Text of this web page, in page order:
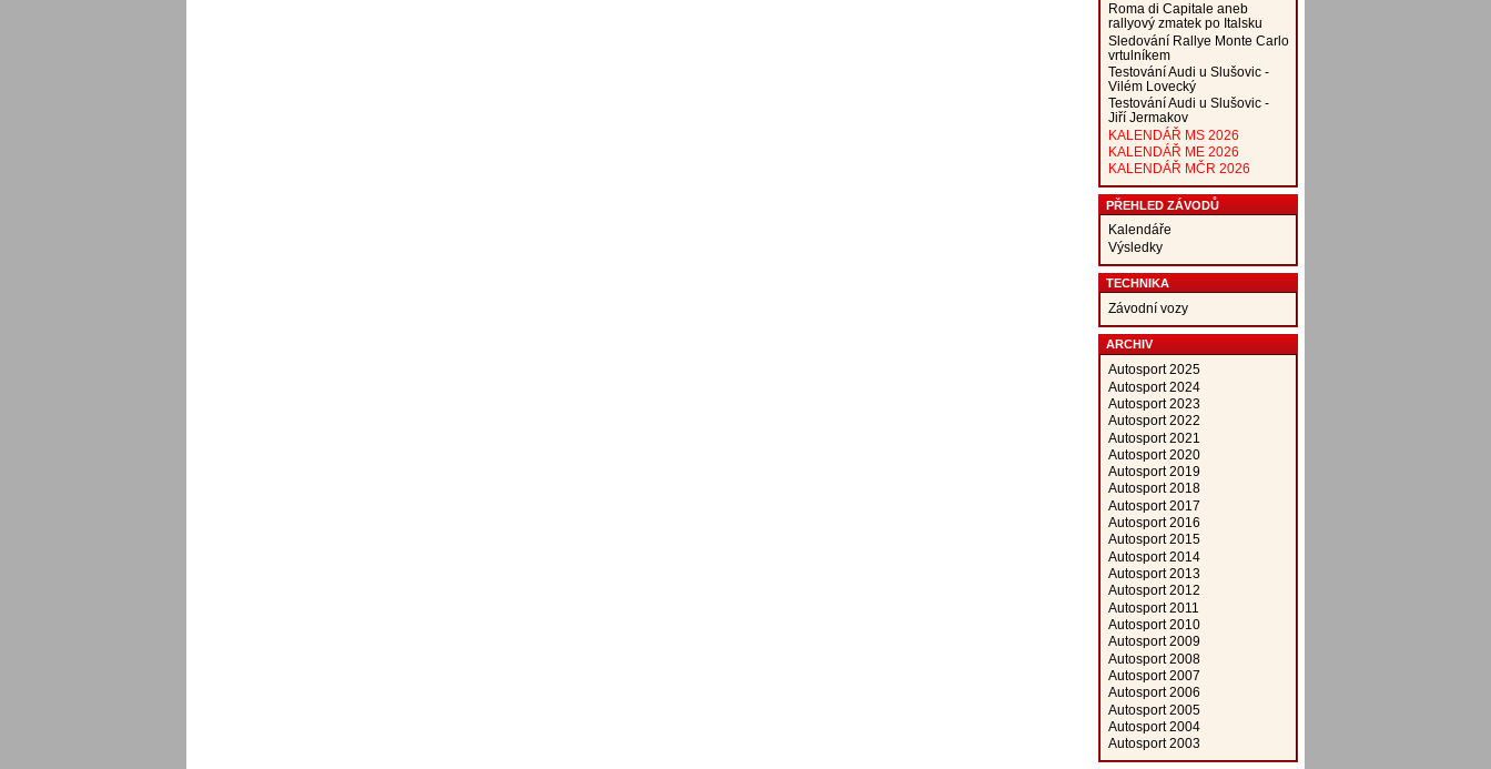
Roma di Capitale aneb
rallyový zmatek po Italsku
Sledování Rallye Monte Carlo
vrtulníkem
Testování Audi u Slušovic -
Vilém Lovecký
Testování Audi u Slušovic -
Jiří Jermakov
KALENDÁŘ MS 2026
KALENDÁŘ ME 2026
KALENDÁŘ MČR 2026
PŘEHLED ZÁVODŮ
Kalendáře
Výsledky
TECHNIKA
Závodní vozy
ARCHIV
Autosport 2025
Autosport 2024
Autosport 2023
Autosport 2022
Autosport 2021
Autosport 2020
Autosport 2019
Autosport 2018
Autosport 2017
Autosport 2016
Autosport 2015
Autosport 2014
Autosport 2013
Autosport 2012
Autosport 2011
Autosport 2010
Autosport 2009
Autosport 2008
Autosport 2007
Autosport 2006
Autosport 2005
Autosport 2004
Autosport 2003